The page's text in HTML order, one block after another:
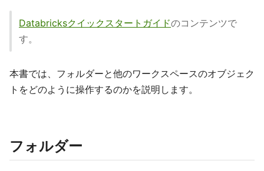
Databricksクイックスタートガイドのコンテンツで
す。
本書では、フォルダーと他のワークスペースのオブジェク
トをどのように操作するのかを説明します。
フォルダー